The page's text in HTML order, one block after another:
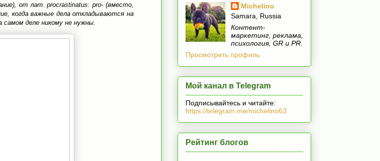
от лат. procrastinatus: pro- (вместо,
когда важные дела откладываются на
деле никому не нужны.
Michelino
Samara, Russia
Контент-
маркетинг, реклама,
психология, GR и PR.
Просмотреть профиль
Мой канал в Telegram
Подписывайтесь и читайте:
https://telegram.me/michelino63
Рейтинг блогов